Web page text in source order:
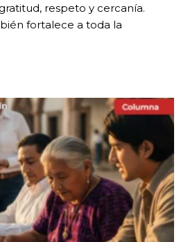
respeto y cercanía.
fortalece a toda la